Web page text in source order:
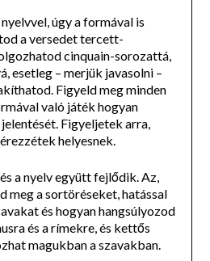
úgy a formával is
a versedet tercett-
cinquain-sorozattá,
esetleg – merjük javasolni –
Figyeld meg minden
való játék hogyan
Figyeljetek arra,
helyesnek.
a nyelv együtt fejlődik. Az,
meg a sortöréseket, hatással
és hogyan hangsúlyozod
és a rímekre, és kettős
magukban a szavakban.